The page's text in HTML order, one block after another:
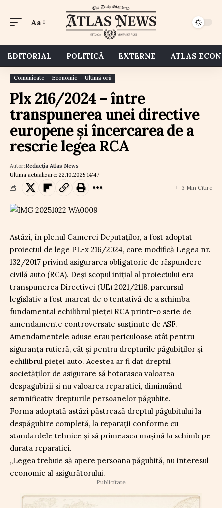
Aa
EDITORIAL POLITICĂ EXTERNE ATLAS
Comunicate Economic Ultimă oră
Plx 216/2024 – între
transpunerea unei directive
europene și încercarea de a
rescrie legea RCA
Ultima actualizare: 22.10.2025 14:47
Autor:Redacția Atlas News
3 Min Citire
Astăzi, în plenul Camerei Deputaților, a fost adoptat
proiectul de lege PL-x 216/2024, care modifică Legea nr.
132/2017 privind asigurarea obligatorie de răspundere
civilă auto (RCA). Deși scopul inițial al proiectului era
transpunerea Directivei (UE) 2021/2118, parcursul
legislativ a fost marcat de o tentativă de a schimba
fundamental echilibrul pieței RCA printr-o serie de
amendamente controversate susținute de ASF.
Amendamentele aduse erau periculoase atât pentru
siguranța rutieră, cât și pentru drepturile păgubiților și
echilibrul pieței auto. Acestea ar fi dat dreptul
societăților de asigurare să hotarasca valoarea
despagubirii si nu valoarea reparatiei, diminuând
semnificativ drepturile persoanelor păgubite.
Forma adoptată astăzi păstrează dreptul păgubitului la
despăgubire completă, la reparații conforme cu
standardele tehnice și să primeasca mașină la schimb pe
durata reparatiei.
„Legea trebuie să apere persoana păgubită, nu interesul
economic al asigurătorului.
Publicitate